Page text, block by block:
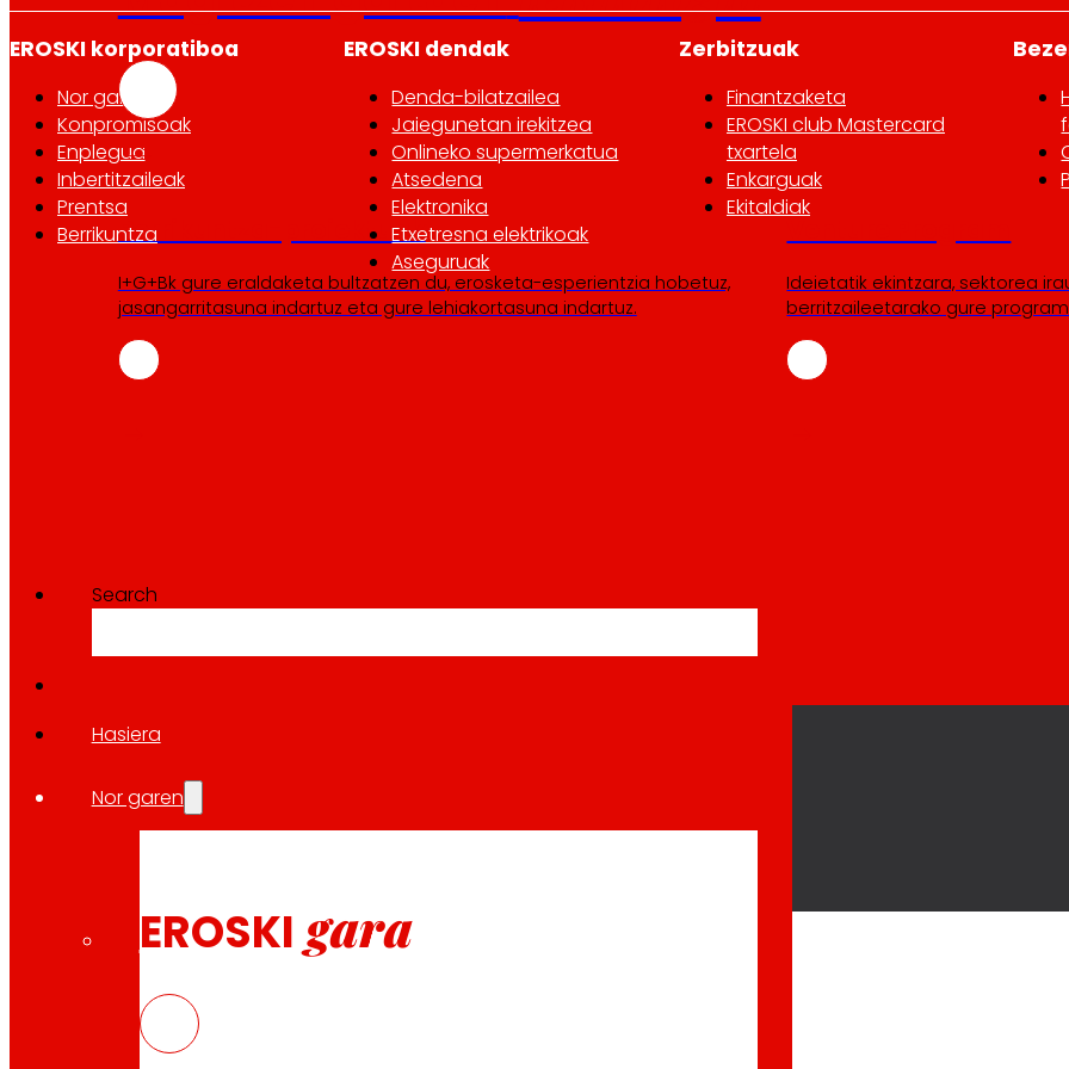
Berrikuntza-proiektuak
I+G+Bk gure eraldaketa bultzatzen du, erosketa-esperientzia hobetuz,
jasangarritasuna indartuz eta gure lehiakortasuna indartuz.
Ideietatik ekintzara, sektorea
berritzaileetarako gure
Search
Hasiera
Nor garen
EROSKI gara
EROSKI korporatiboa
Nor garen
Konpromisoak
Enplegua
Inbertitzaileak
Prentsa
Berrikuntza
EROSKI dendak
Denda-bilatzailea
Jaiegunetan irekitzea
Onlineko supermerkatua
Atsedena
Elektronika
Etxetresna elektrikoak
Aseguruak
Zerbitzuak
Finantzaketa
EROSKI club Mastercard
txartela
Enkarguak
Ekitaldiak
Urre-txartelaren Baldintza Orokorrak
Zehaztapenak eta Baldintzak
Cookie Politika